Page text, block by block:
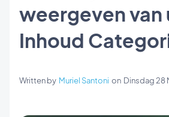
weergeven van
Inhoud
Written by Muriel Santoni on Dinsdag 28